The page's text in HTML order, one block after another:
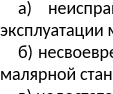
а)
б)
малярной